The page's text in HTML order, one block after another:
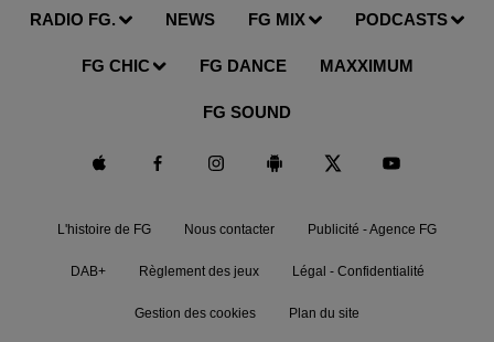
RADIO FG. NEWS FG MIX PODCASTS
FG CHIC FG DANCE MAXXIMUM
FG SOUND
L'histoire de FG Nous contacter Publicité - Agence FG
DAB+ Règlement des jeux Légal - Confidentialité
Gestion des cookies Plan du site